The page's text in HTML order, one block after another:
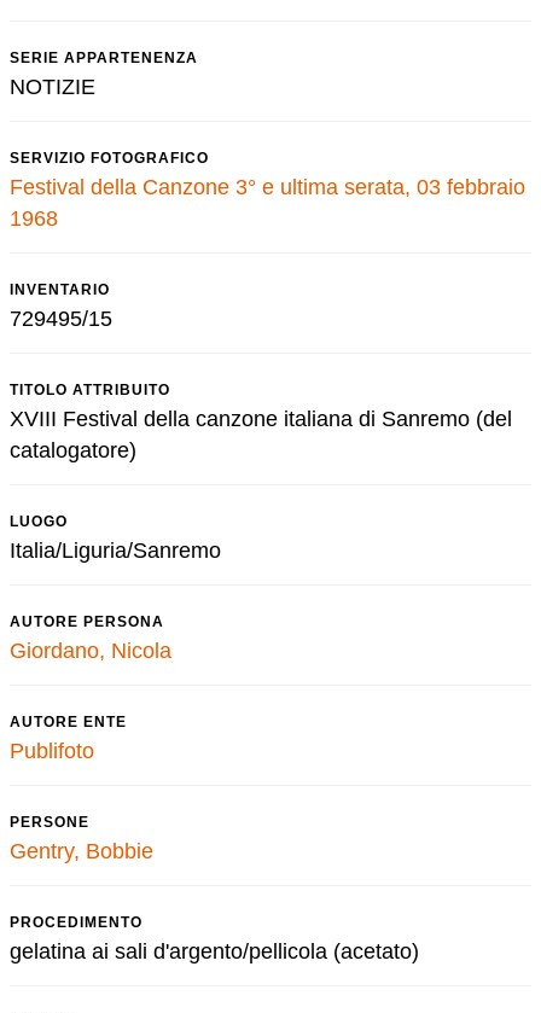
SERIE APPARTENENZA
NOTIZIE
SERVIZIO FOTOGRAFICO
Festival della Canzone 3° e ultima serata, 03 febbraio
1968
INVENTARIO
729495/15
TITOLO ATTRIBUITO
XVIII Festival della canzone italiana di Sanremo (del
catalogatore)
LUOGO
Italia/Liguria/Sanremo
AUTORE PERSONA
Giordano, Nicola
AUTORE ENTE
Publifoto
PERSONE
Gentry, Bobbie
PROCEDIMENTO
gelatina ai sali d'argento/pellicola (acetato)